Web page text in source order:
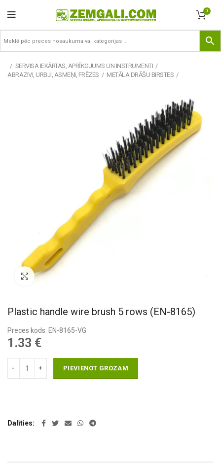
0
SERVISA IEKĀRTAS, APRĪKOJUMS UN INSTRUMENTI
ABRAZIVI, URBJI, ASMEŅI, FRĒZES
METĀLA DRĀŠU BIRSTES
Pietuvināt
Plastic handle wire brush 5 rows (EN-8165)
Preces kods: EN-8165-VG
1.33 €
PIEVIENOT GROZAM
Dalīties